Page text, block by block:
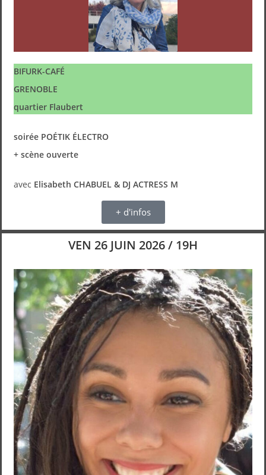
BIFURK-CAFÉ
GRENOBLE
quartier Flaubert
soirée POÉTIK ÉLECTRO
+ scène ouverte
avec Elisabeth CHABUEL & DJ ACTRESS M
+ d'infos
VEN 26 JUIN 2026 / 19H